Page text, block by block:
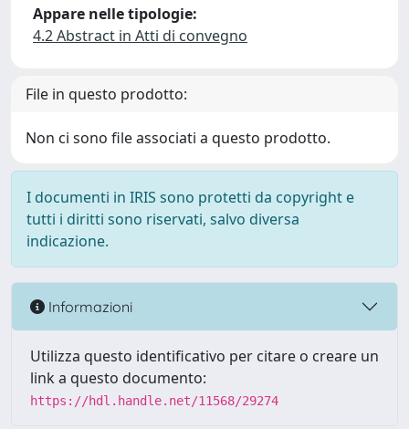
Appare nelle tipologie:
4.2 Abstract in Atti di convegno
File in questo prodotto:
Non ci sono file associati a questo prodotto.
I documenti in IRIS sono protetti da copyright e
tutti i diritti sono riservati, salvo diversa
indicazione.
Informazioni
Utilizza questo identificativo per citare o creare un
link a questo documento:
https://hdl.handle.net/11568/29274